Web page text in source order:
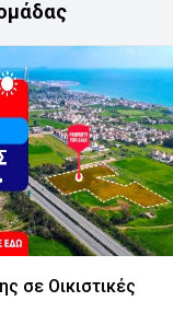
σε Οικιστικές